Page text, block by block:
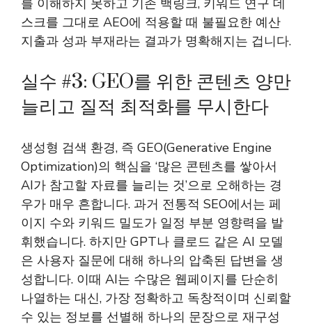
를 이해하지 못하고 기존 백링크, 키워드 연구 데
스크를 그대로 AEO에 적용할 때 불필요한 예산
지출과 성과 부재라는 결과가 명확해지는 겁니다.
실수 #3: GEO를 위한 콘텐츠 양만
늘리고 질적 최적화를 무시한다
생성형 검색 환경, 즉 GEO(Generative Engine
Optimization)의 핵심을 ‘많은 콘텐츠를 쌓아서
AI가 참고할 자료를 늘리는 것’으로 오해하는 경
우가 매우 흔합니다. 과거 전통적 SEO에서는 페
이지 수와 키워드 밀도가 일정 부분 영향력을 발
휘했습니다. 하지만 GPT나 클로드 같은 AI 모델
은 사용자 질문에 대해 하나의 압축된 답변을 생
성합니다. 이때 AI는 수많은 웹페이지를 단순히
나열하는 대신, 가장 정확하고 독창적이며 신뢰할
수 있는 정보를 선별해 하나의 문장으로 재구성